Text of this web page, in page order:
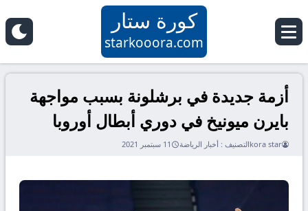
كورة ستار
starkooora.com
أزمة جديدة في برشلونة بسبب مواجهة
بايرن ميونيخ في دوري أبطال أوروبا
kora starالتصنيف : أخبار الرياضة 11 سبتمبر 2021